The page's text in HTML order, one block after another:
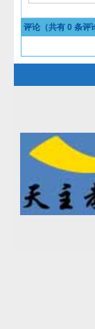
评论（共有 0 条评